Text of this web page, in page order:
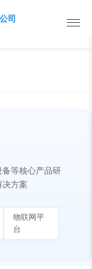
司
等核心产品研
决方案
物联网平
台